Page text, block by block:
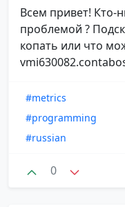
Всем привет! Кто-
проблемой ?
копать или что
#metrics
#programming
#russian
0